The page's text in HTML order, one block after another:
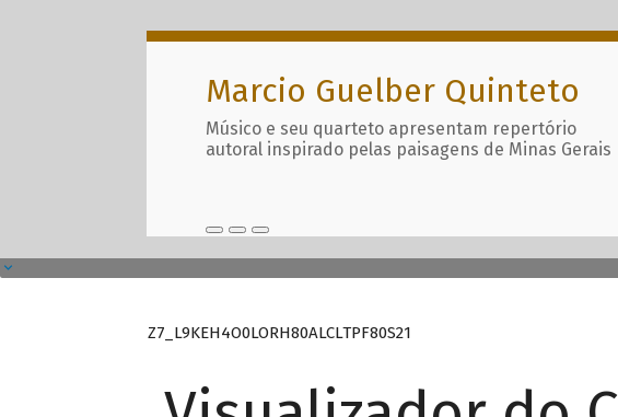
Marcio Guelber Quinteto
Músico e seu quarteto apresentam repertório
autoral inspirado pelas paisagens de Minas Gerais
Z7_L9KEH4O0LORH80ALCLTPF80S21